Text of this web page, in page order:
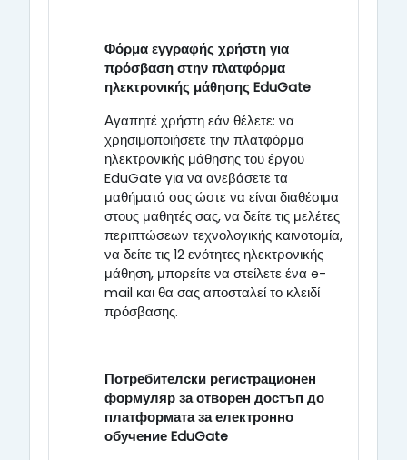
Φόρμα εγγραφής χρήστη για
πρόσβαση στην πλατφόρμα
ηλεκτρονικής μάθησης EduGate
Αγαπητέ χρήστη εάν θέλετε: να
χρησιμοποιήσετε την πλατφόρμα
ηλεκτρονικής μάθησης του έργου
EduGate για να ανεβάσετε τα
μαθήματά σας ώστε να είναι διαθέσιμα
στους μαθητές σας, να δείτε τις μελέτες
περιπτώσεων τεχνολογικής καινοτομία,
να δείτε τις 12 ενότητες ηλεκτρονικής
μάθηση, μπορείτε να στείλετε ένα e-
mail και θα σας αποσταλεί το κλειδί
πρόσβασης.
Потребителски регистрационен
формуляр за отворен достъп до
платформата за електронно
обучение EduGate